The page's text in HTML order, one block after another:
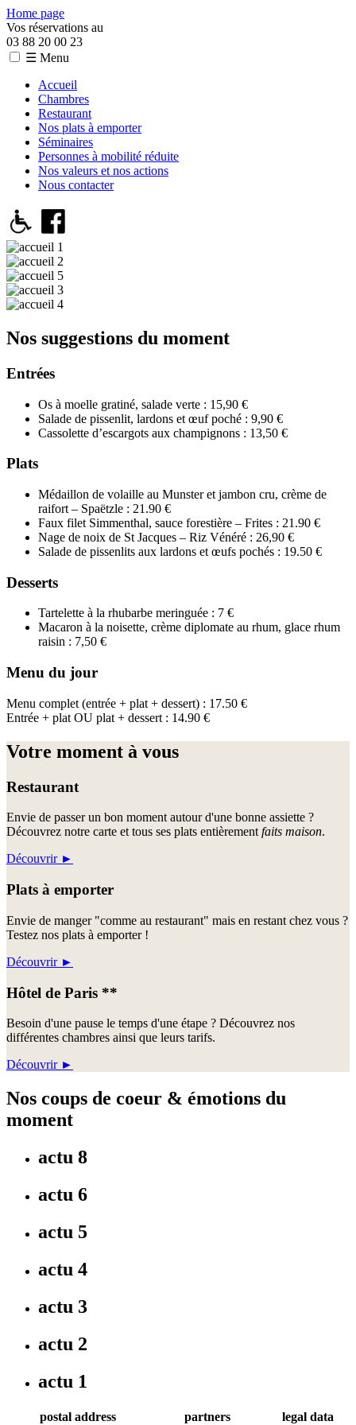
Home page
Vos réservations au
03 88 20 00 23
☰ Menu
Accueil
Chambres
Restaurant
Nos plats à emporter
Séminaires
Personnes à mobilité réduite
Nos valeurs et nos actions
Nous contacter
Nos suggestions du moment
Entrées
Os à moelle gratiné, salade verte : 15,90 €
Salade de pissenlit, lardons et œuf poché : 9,90 €
Cassolette d’escargots aux champignons : 13,50 €
Plats
Médaillon de volaille au Munster et jambon cru, crème de
raifort – Spaëtzle : 21.90 €
Faux filet Simmenthal, sauce forestière – Frites : 21.90 €
Nage de noix de St Jacques – Riz Vénéré : 26,90 €
Salade de pissenlits aux lardons et œufs pochés : 19.50 €
Desserts
Tartelette à la rhubarbe meringuée : 7 €
Macaron à la noisette, crème diplomate au rhum, glace rhum
raisin : 7,50 €
Menu du jour
Menu complet (entrée + plat + dessert) : 17.50 €
Entrée + plat OU plat + dessert : 14.90 €
Votre moment à vous
Restaurant
Envie de passer un bon moment autour d'une bonne assiette ?
Découvrez notre carte et tous ses plats entièrement faits maison.
Découvrir►
Plats à emporter
Envie de manger "comme au restaurant" mais en restant chez vous ?
Testez nos plats à emporter !
Découvrir►
Hôtel de Paris **
Besoin d'une pause le temps d'une étape ? Découvrez nos
différentes chambres ainsi que leurs tarifs.
Découvrir►
Nos coups de coeur & émotions du
moment
actu 8
actu 6
actu 5
actu 4
actu 3
actu 2
actu 1
postal address partners legal data